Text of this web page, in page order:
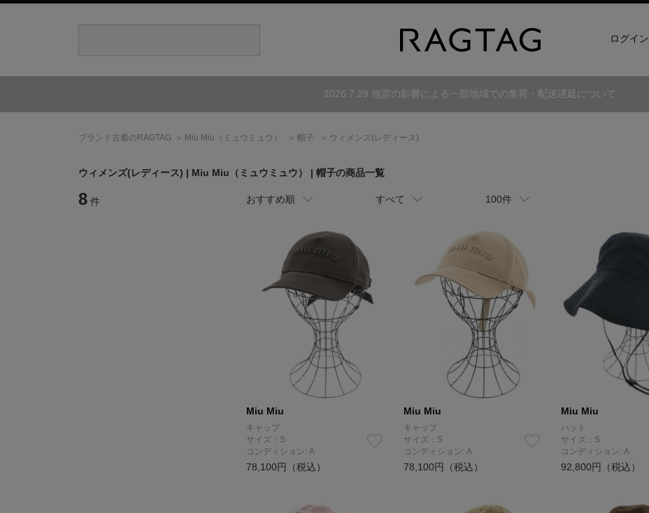
ログイン
2026.7.29 地震の影響による一部地域での集荷・配送遅延について
ブランド古着のRAGTAG Miu Miu （ミュウミュウ） 帽子 ウィメンズ(レディース)
ウィメンズ(レディース) | Miu Miu （ミュウミュウ） | 帽子の商品一覧
8 件 おすすめ順 すべて 100件
Miu Miu
キャップ
サイズ：S
コンディション: A
78,100円（税込）
Miu Miu
キャップ
サイズ：S
コンディション: A
78,100円（税込）
Miu Miu
ハット
サイズ：S
コンディション: A
92,800円（税込）